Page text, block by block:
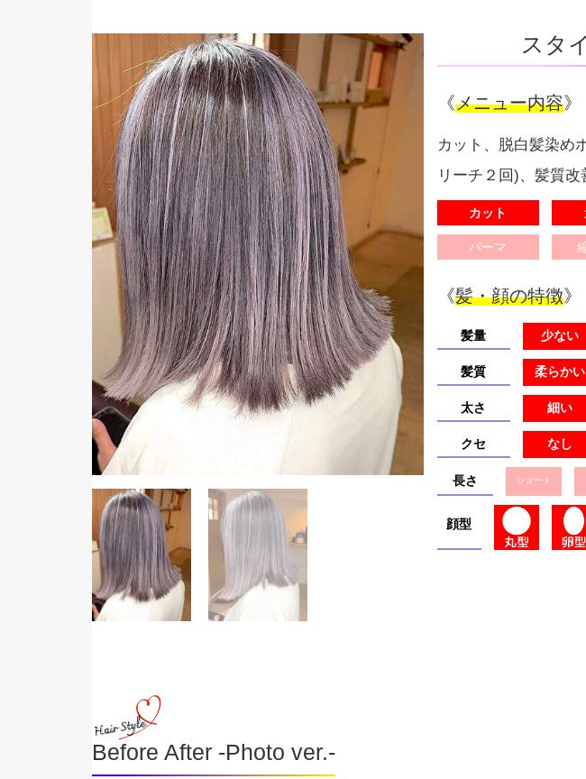
スタ
《メニュー内容》
カット、脱白髪染め
リーチ２回)、髪質改
カット
パーマ
《髪・顔の特徴》
髪量 少ない
髪質 柔らかい
太さ 細い
クセ なし
長さ ショート
顔型
Before After -Photo ver.-